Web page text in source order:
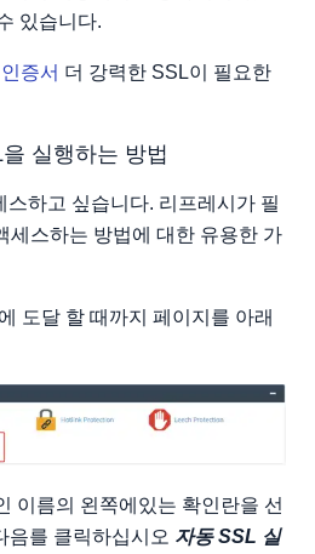
있습니다.
증서 더 강력한 SSL이 필요한
실행하는 방법
스하고 싶습니다. 리프레시가 필
세스하는 방법에 대한 유용한 가
도달 할 때까지 페이지를 아래
이름의 왼쪽에있는 확인란을 선
음를 클릭하십시오 자동 SSL 실